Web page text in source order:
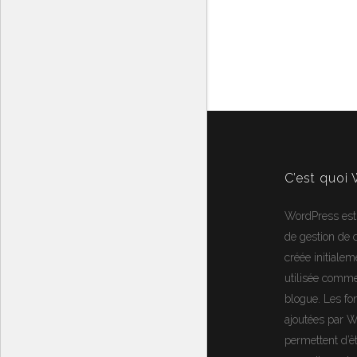
C’est quoi
WordPress
de gestion de
créée
utilisée
blogue. Les
ajoutées par
permettent